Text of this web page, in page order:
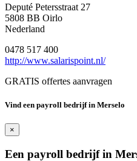
Deputé Petersstraat 27
5808 BB Oirlo
Nederland
0478 517 400
http://www.salarispoint.nl/
GRATIS offertes aanvragen
Vind een payroll bedrijf in Merselo
×
Een payroll bedrijf in